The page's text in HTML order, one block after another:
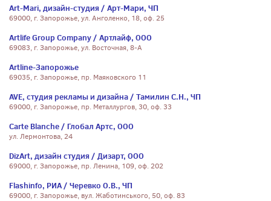
Art-Mari, дизайн-студия / Арт-Мари, ЧП
69000, г. Запорожье, ул. Анголенко, 18, оф. 25
Artlife Group Company / Артлайф, ООО
69083, г. Запорожье, ул. Восточная, 8-А
Artline-Запорожье
69035, г. Запорожье, пр. Маяковского 11
AVE, студия рекламы и дизайна / Тамилин С.Н., ЧП
69000, г. Запорожье, пр. Металлургов, 30, оф. 33
Carte Blanche / Глобал Артс, ООО
ул. Лермонтова, 24
DizArt, дизайн студия / Дизарт, ООО
69000, г. Запорожье, пр. Ленина, 109, оф. 202
Flashinfo, РИА / Черевко О.В., ЧП
69000, г. Запорожье, вул. Жаботинського, 50, оф. 83